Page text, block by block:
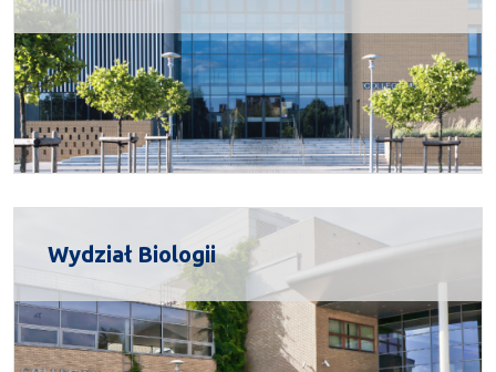
Wydział Biologii